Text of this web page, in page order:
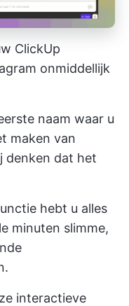
ClickUp
onmiddellijk
naam waar u
maken van
denken dat het
hebt u alles
minuten slimme,
interactieve